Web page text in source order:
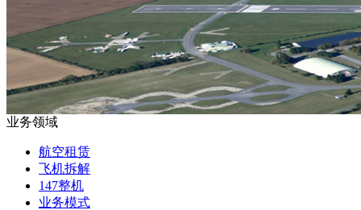
业务领域
航空租赁
飞机拆解
147整机
业务模式